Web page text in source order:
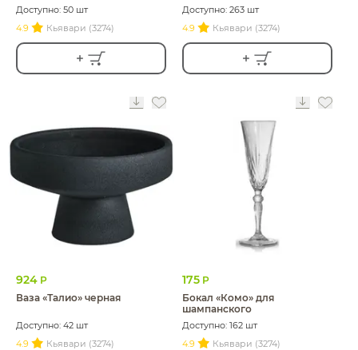
Доступно: 50 шт
4.9
Кьявари (3274)
Доступно: 263 шт
4.9
Кьявари (3274)
924 Р
Ваза «Талио» черная
Доступно: 42 шт
4.9
Кьявари (3274)
175 Р
Бокал «Комо» для
шампанского
Доступно: 162 шт
4.9
Кьявари (3274)